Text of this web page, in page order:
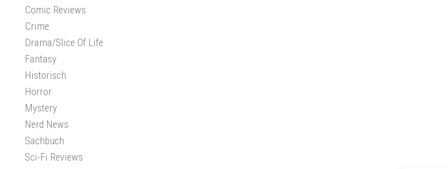
Comic Reviews
Crime
Drama/Slice Of Life
Fantasy
Historisch
Horror
Mystery
Nerd News
Sachbuch
Sci-Fi Reviews